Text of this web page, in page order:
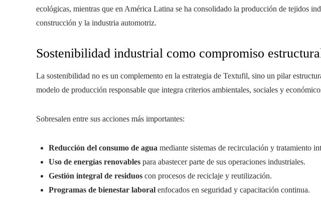
ecológicas, mientras que en América Latina se ha consolidado la producción de tejidos
construcción y la industria automotriz.
Sostenibilidad industrial como compromiso
La sostenibilidad no es un complemento en la estrategia de Textufil, sino un pilar
modelo de producción responsable que integra criterios ambientales, sociales y
Sobresalen entre sus acciones más importantes:
Reducción del consumo de agua mediante sistemas de recirculación y tratamiento
Uso de energías renovables para abastecer parte de sus operaciones industriales.
Gestión integral de residuos con procesos de reciclaje y reutilización.
Programas de bienestar laboral enfocados en seguridad y capacitación continua.